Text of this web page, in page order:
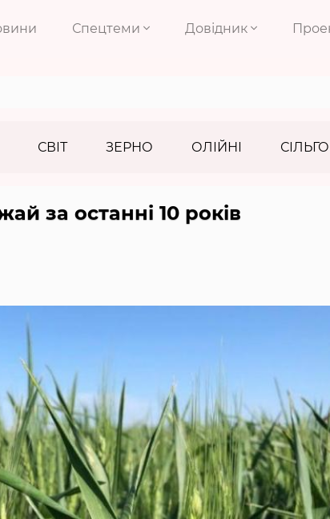
Спецтеми Довідник
СВІТ ЗЕРНО ОЛІЙНІ
за останні 10 років